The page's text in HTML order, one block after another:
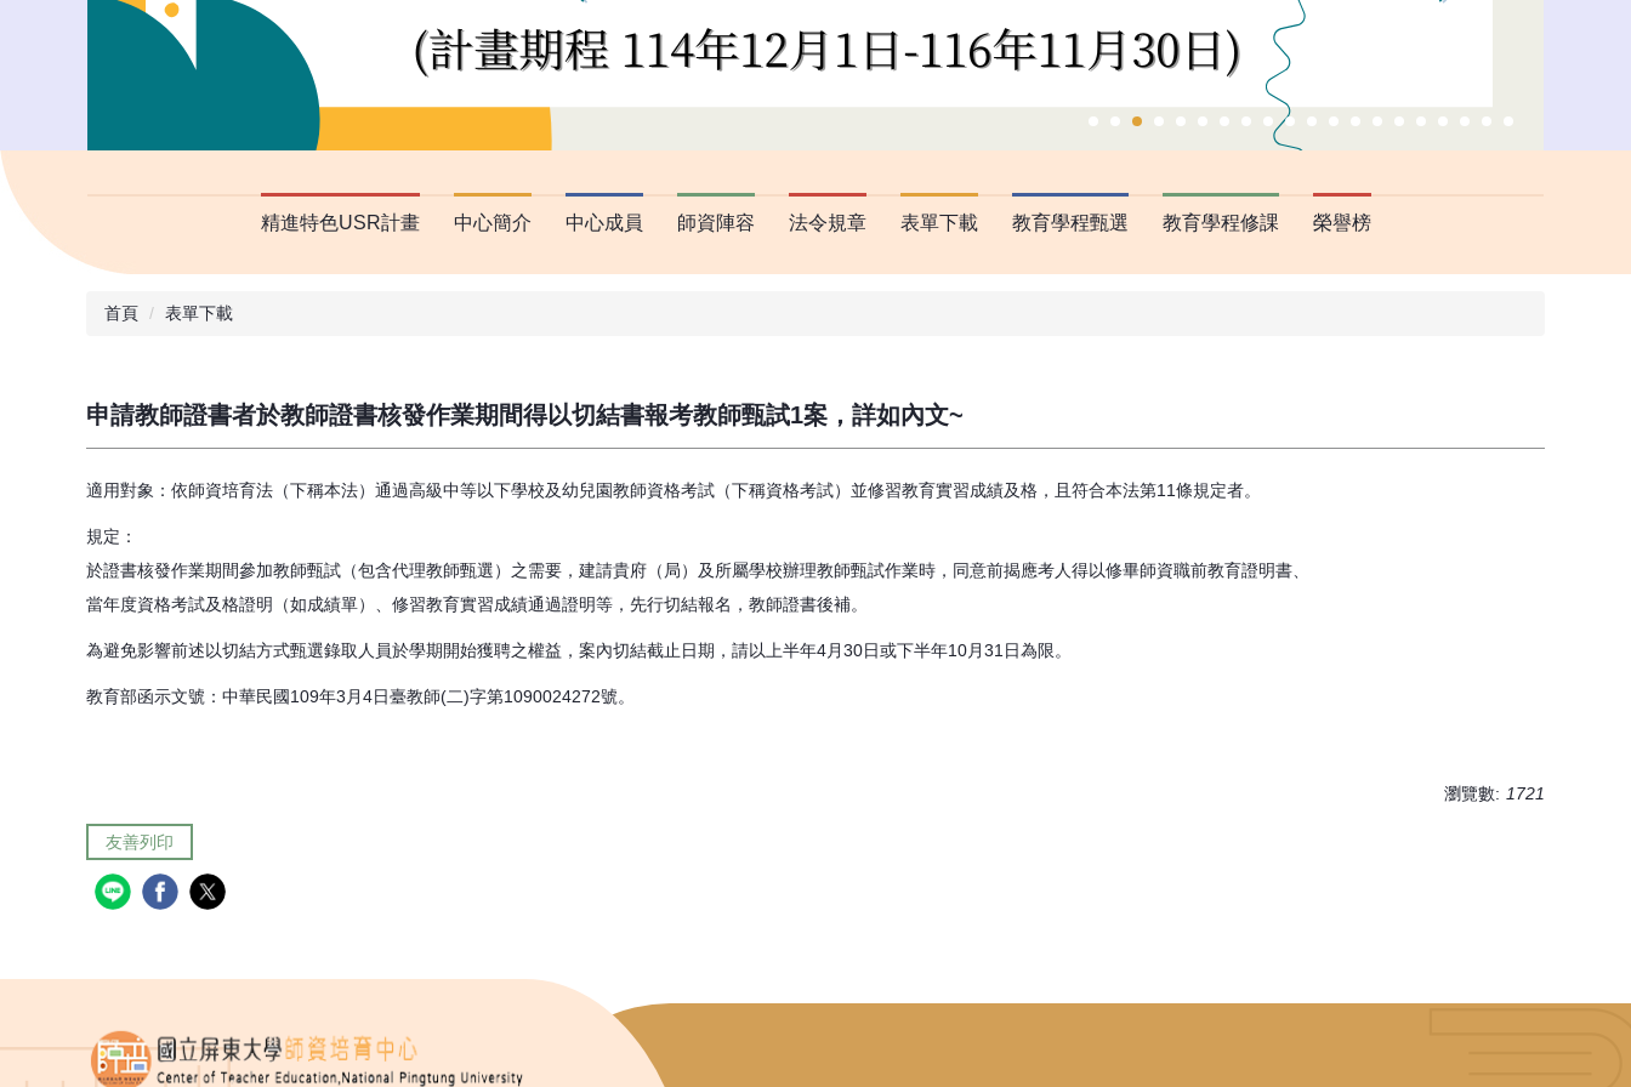
精進特色USR計畫 中心簡介 中心成員 師資陣容 法令規章 表單下載 教育學程甄選 教育學程修課 榮譽榜
首頁 表單下載
申請教師證書者於教師證書核發作業期間得以切結書報考教師甄試1案，詳如內文~
適用對象：依師資培育法（下稱本法）通過高級中等以下學校及幼兒園教師資格考試（下稱資格考試）並修習教育實習成績及格，且符合本法第11條規定者。
規定：
於證書核發作業期間參加教師甄試（包含代理教師甄選）之需要，建請貴府（局）及所屬學校辦理教師甄試作業時，同意前揭應考人得以修畢師資職前教育證明書、
當年度資格考試及格證明（如成績單）、修習教育實習成績通過證明等，先行切結報名，教師證書後補。
為避免影響前述以切結方式甄選錄取人員於學期開始獲聘之權益，案內切結截止日期，請以上半年4月30日或下半年10月31日為限。
教育部函示文號：中華民國109年3月4日臺教師(二)字第1090024272號。
瀏覽數: 1721
友善列印